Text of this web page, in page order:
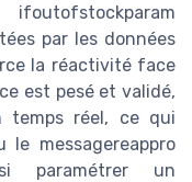
par les données
la réactivité face
est pesé et validé,
temps réel, ce qui
le messagereappro
paramétrer un